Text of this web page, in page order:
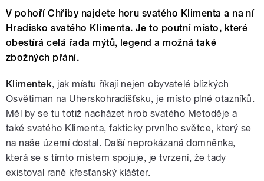
V pohoří Chřiby najdete horu svatého Klimenta a na ní
Hradisko svatého Klimenta. Je to poutní místo, které
obestírá celá řada mýtů, legend a možná také
zbožných přání.
Klimentek, jak místu říkají nejen obyvatelé blízkých
Osvětiman na Uherskohradišťsku, je místo plné otazníků.
Měl by se tu totiž nacházet hrob svatého Metoděje a
také svatého Klimenta, fakticky prvního světce, který se
na naše území dostal. Další neprokázaná domněnka,
která se s tímto místem spojuje, je tvrzení, že tady
existoval raně křesťanský klášter.